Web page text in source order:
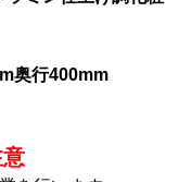
奥行400mm